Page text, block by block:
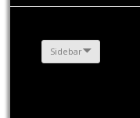
Sidebar